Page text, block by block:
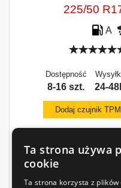
225/50
A
Dostępność
8-16 szt. 24-
Dodaj czujnik
Ta strona używa
cookie
Ta strona korzysta z plików